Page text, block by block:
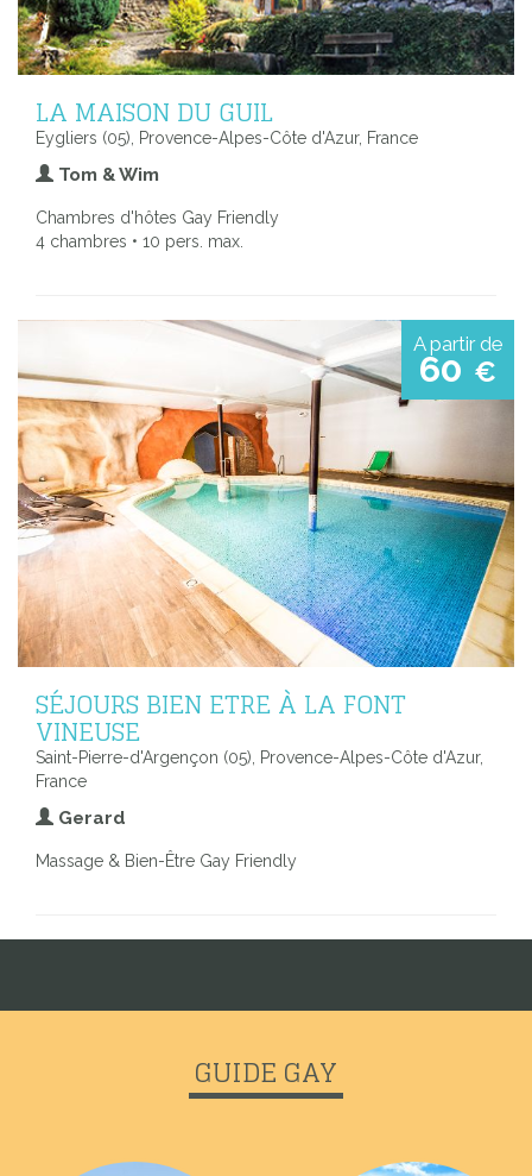
LA MAISON DU GUIL
Eygliers (05), Provence-Alpes-Côte d'Azur, France
Tom & Wim
Chambres d'hôtes Gay Friendly
4 chambres • 10 pers. max.
A partir de
60 €
SÉJOURS BIEN ETRE À LA FONT
VINEUSE
Saint-Pierre-d'Argençon (05), Provence-Alpes-Côte d'Azur,
France
Gerard
Massage & Bien-Être Gay Friendly
GUIDE GAY